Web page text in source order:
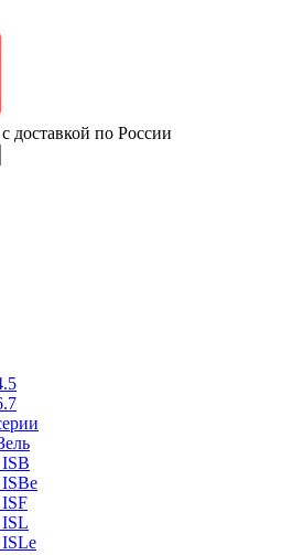
доставкой по России
ISL
ISLe